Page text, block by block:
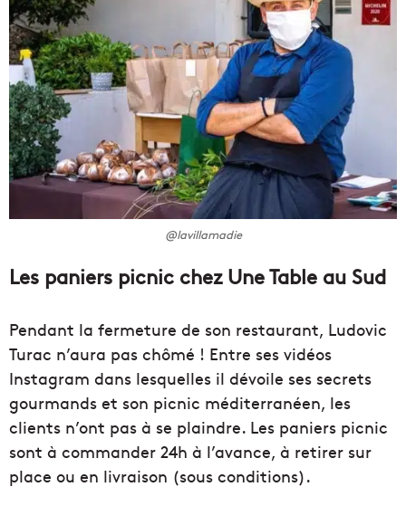
@lavillamadie
Les paniers picnic chez Une Table au Sud
Pendant la fermeture de son restaurant, Ludovic
Turac n’aura pas chômé ! Entre ses vidéos
Instagram dans lesquelles il dévoile ses secrets
gourmands et son picnic méditerranéen, les
clients n’ont pas à se plaindre. Les paniers picnic
sont à commander 24h à l’avance, à retirer sur
place ou en livraison (sous conditions).